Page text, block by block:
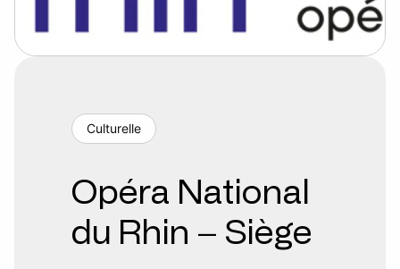
Culturelle
Opéra National
du Rhin – Siège